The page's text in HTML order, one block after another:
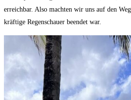
erreichbar. Also machten wir uns auf den
kräftige Regenschauer beendet war.